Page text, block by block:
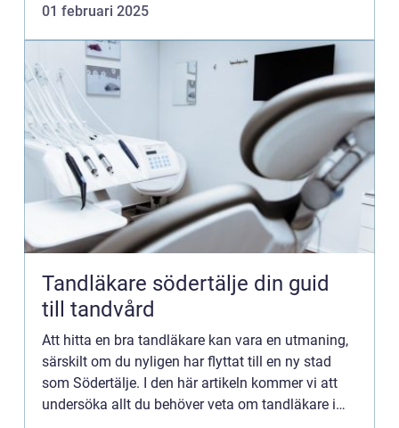
01 februari 2025
Tandläkare södertälje din guid
till tandvård
Att hitta en bra tandläkare kan vara en utmaning,
särskilt om du nyligen har flyttat till en ny stad
som Södertälje. I den här artikeln kommer vi att
undersöka allt du behöver veta om tandläkare i